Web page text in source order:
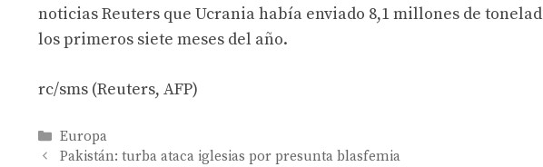
noticias Reuters que Ucrania había enviado 8,1 millones de
los primeros siete meses del año.
rc/sms (Reuters, AFP)
Categories
Europa
Pakistán: turba ataca iglesias por presunta blasfemia